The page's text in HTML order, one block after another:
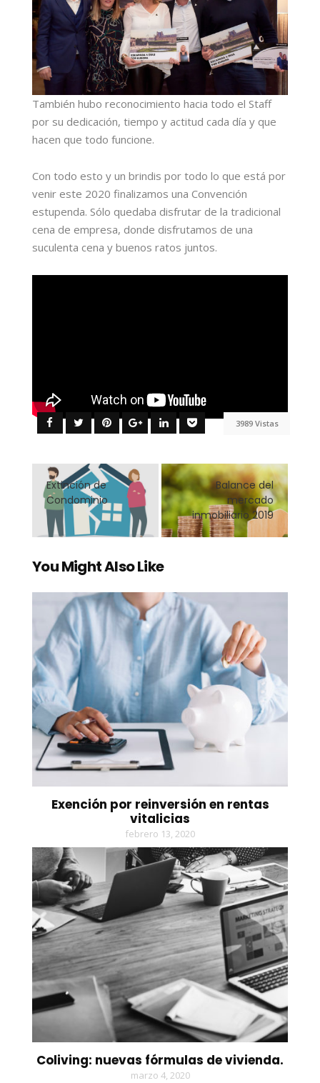
También hubo reconocimiento hacia todo el Staff
por su dedicación, tiempo y actitud cada día y que
hacen que todo funcione.
Con todo esto y un brindis por todo lo que está por
venir este 2020 finalizamos una Convención
estupenda. Sólo quedaba disfrutar de la tradicional
cena de empresa, donde disfrutamos de una
suculenta cena y buenos ratos juntos.
3989 Vistas
Extinción de
Condominio
Balance del
mercado
inmobiliario 2019
You Might Also Like
Exención por reinversión en rentas
vitalicias
febrero 13, 2020
Coliving: nuevas fórmulas de vivienda.
marzo 4, 2020